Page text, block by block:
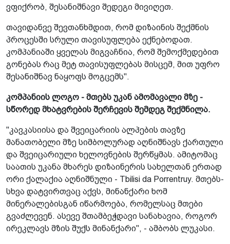
ვფიქრობ, შესანიშნავი შედეგი მივიღეთ.
თავიდანვე შევთანხმდით, რომ დიზაინის შექმნის
პროცესში სრული თავისუფლება ექნებოდათ.
კომპანიაში ყველას მიგვაჩნია, რომ შემოქმედებით
გონებას რაც მეტ თავისუფლებას მისცემ, მით უფრო
შესანიშნავ ნაყოფს მოგცემს".
კომპანიის ლოგო - მთებს უკან ამომავალი მზე -
სწორედ მხატვრების შერჩევის შემდეგ შექმნილა.
"კავკასიისა და შვეიცარიის ალპების თავზე
მანათობელი მზე სიმბოლურად აღნიშნავს ქართული
და შვეიცარიული ხელოვნების შერწყმას. ამიტომაც
საათის უკანა მხარეს დიზაინერის სახელთან ერთად
ორი ქალაქია აღნიშნული - Tbilisi da Porrentruy. მთებს­
სხვა დატვირთვაც აქვს, მინანქარი ხომ
მინერალებისგან იწარმოება, რომელსაც მთები
გვაძლევენ. ასევე შთამბეჭდავი სანახავია, როგორ
ირეკლავს მზის შუქს მინანქარი", - ამბობს ლუკასი.